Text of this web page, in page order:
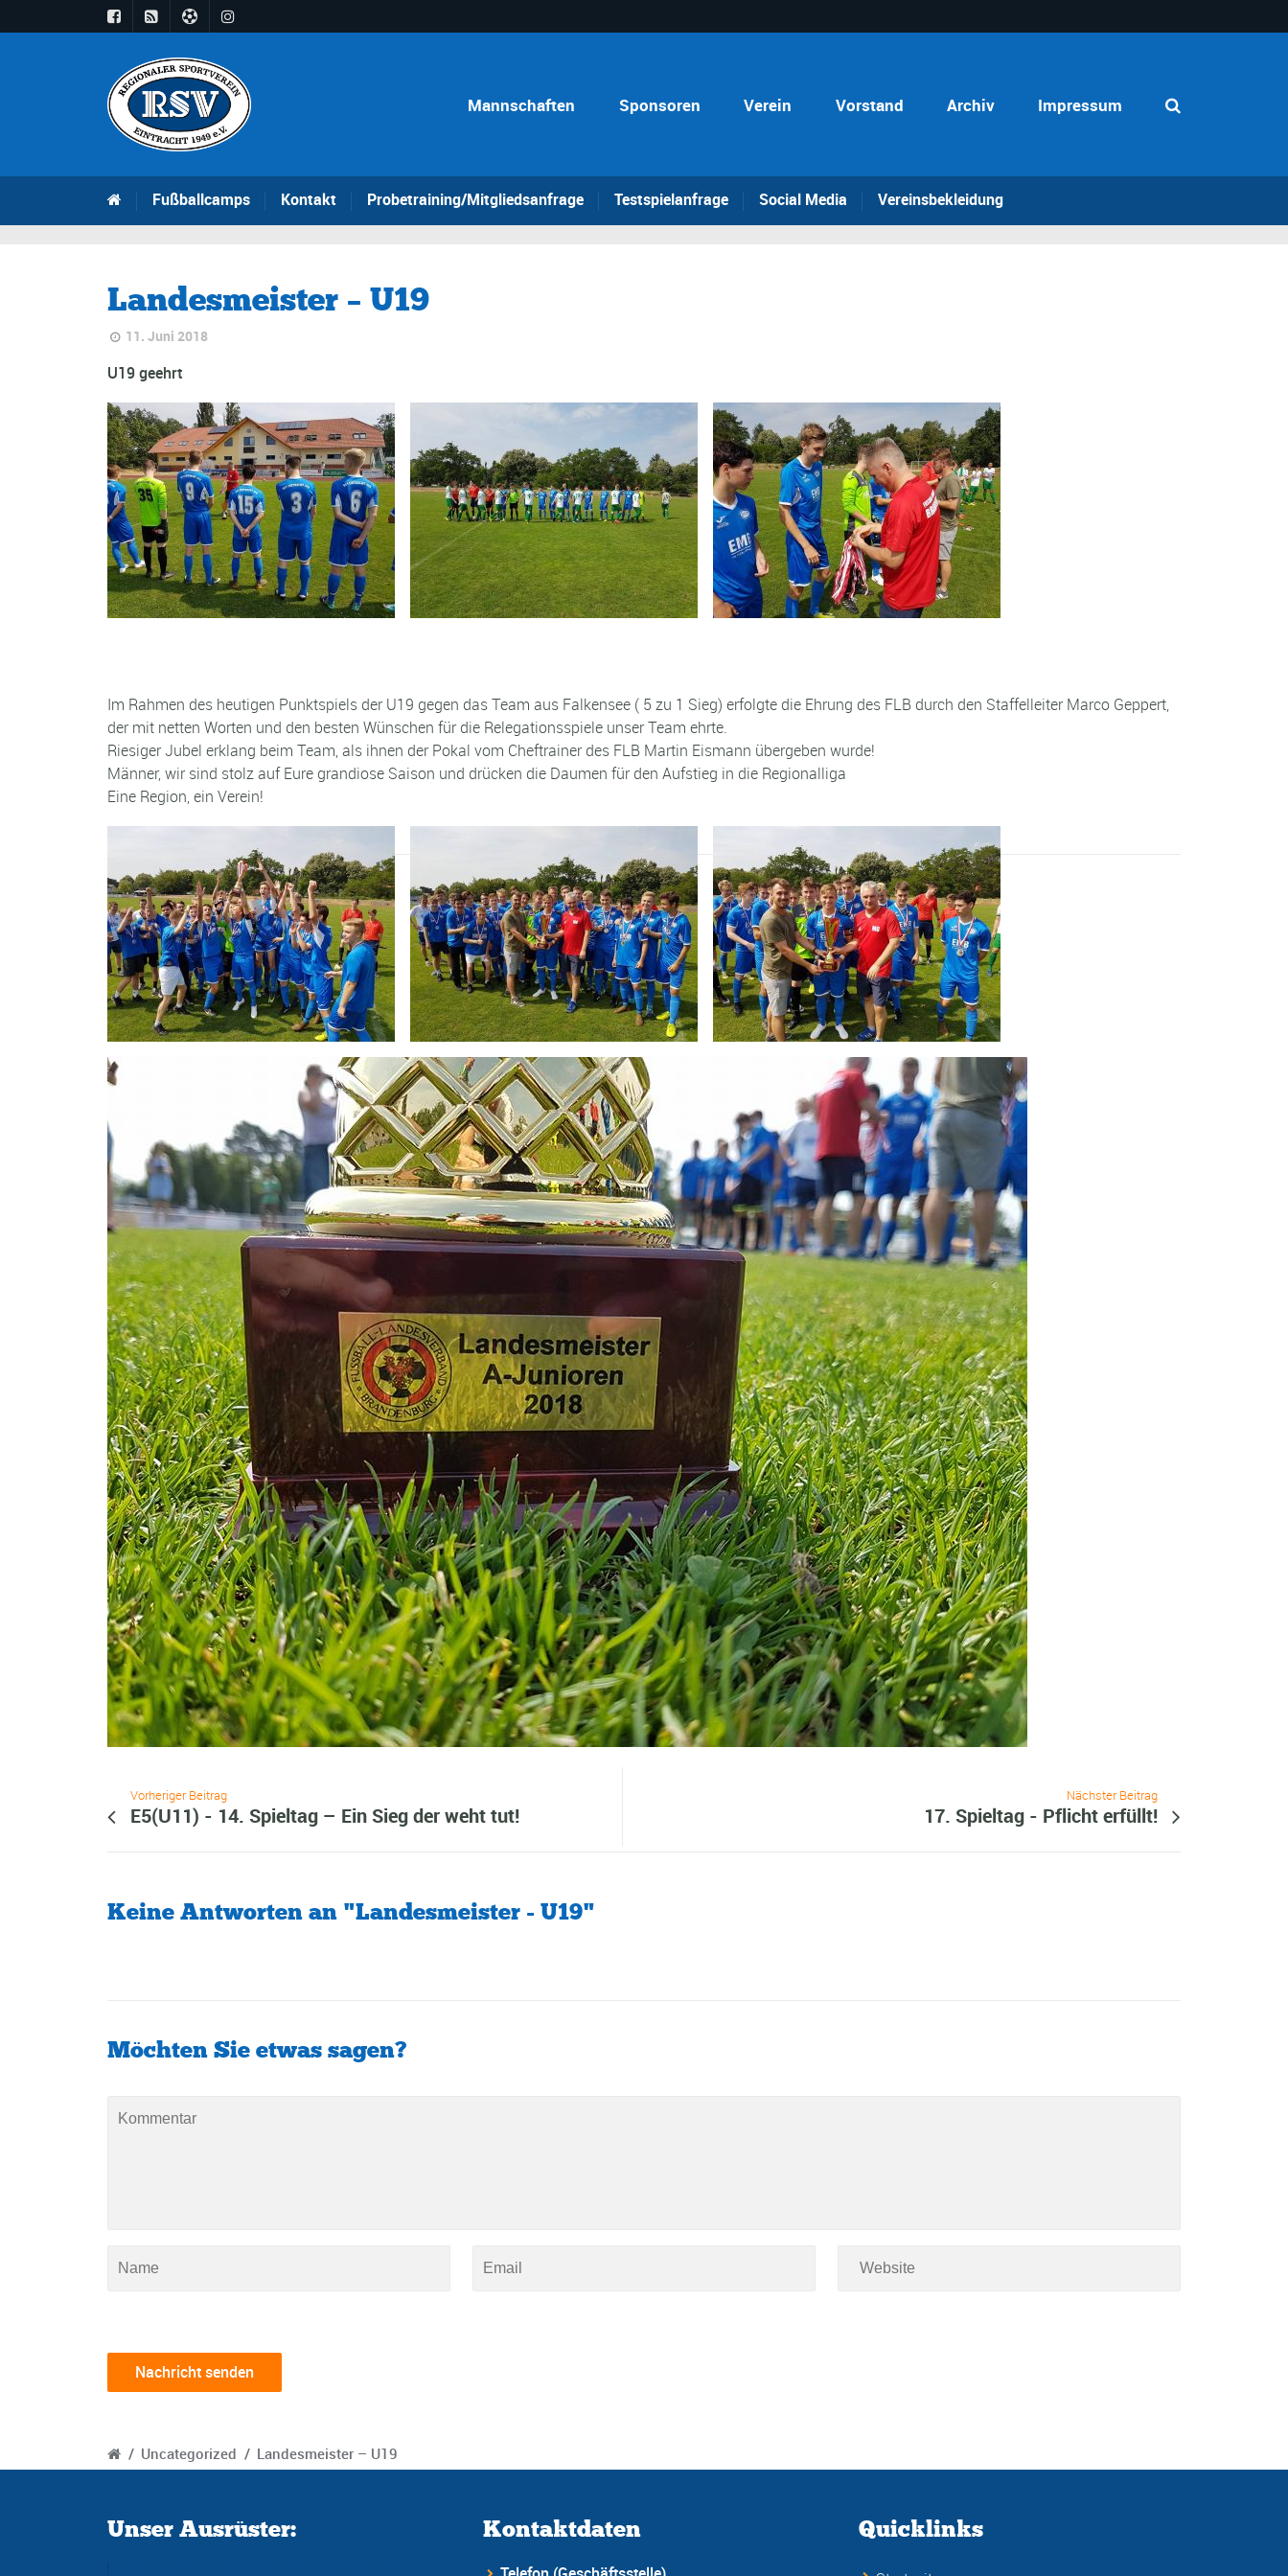
Mannschaften Sponsoren Verein Vorstand Archiv Impressum
Fußballcamps Kontakt Probetraining/Mitgliedsanfrage Testspielanfrage Social Media Vereinsbekleidung
Landesmeister – U19
11. Juni 2018
U19 geehrt
Im Rahmen des heutigen Punktspiels der U19 gegen das Team aus Falkensee ( 5 zu 1 Sieg) erfolgte die Ehrung des FLB durch den Staffelleiter Marco Geppert,
der mit netten Worten und den besten Wünschen für die Relegationsspiele unser Team ehrte.
Riesiger Jubel erklang beim Team, als ihnen der Pokal vom Cheftrainer des FLB Martin Eismann übergeben wurde!
Männer, wir sind stolz auf Eure grandiose Saison und drücken die Daumen für den Aufstieg in die Regionalliga
Eine Region, ein Verein!
Vorheriger Beitrag
E5(U11) - 14. Spieltag – Ein Sieg der weht tut!
Nächster Beitrag
17. Spieltag - Pflicht erfüllt!
Keine Antworten an "Landesmeister - U19"
Möchten Sie etwas sagen?
/ Uncategorized / Landesmeister – U19
Unser Ausrüster: Kontaktdaten Quicklinks